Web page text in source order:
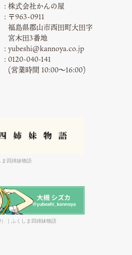
株式会社かんの屋
〒963-0911
福島県郡山市西田町大田字
宮木田3番地
yubeshi@kannoya.co.jp
0120-040-141
(営業時間 10:00〜16:00)
四姉妹物語
｜ふくしま四姉妹物語